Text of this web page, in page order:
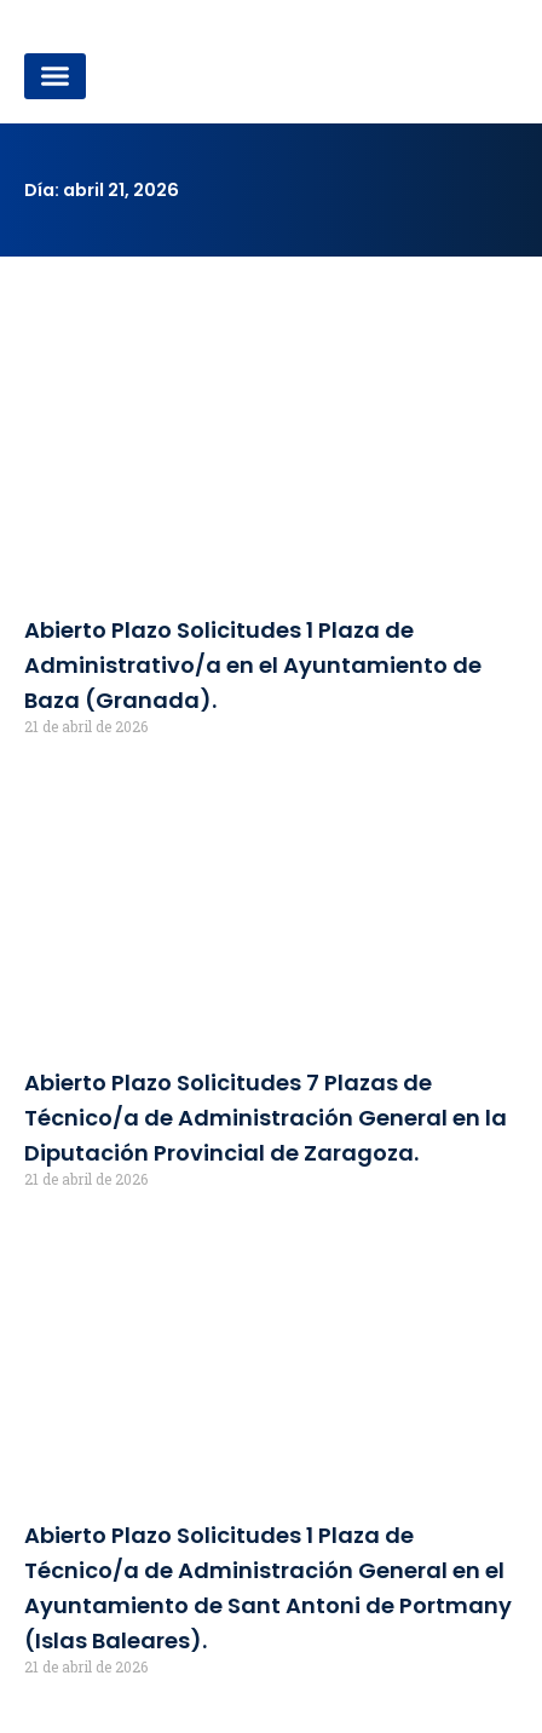
contenido
Día: abril 21, 2026
Abierto Plazo Solicitudes 1 Plaza de
Administrativo/a en el Ayuntamiento de
Baza (Granada).
21 de abril de 2026
Abierto Plazo Solicitudes 7 Plazas de
Técnico/a de Administración General en la
Diputación Provincial de Zaragoza.
21 de abril de 2026
Abierto Plazo Solicitudes 1 Plaza de
Técnico/a de Administración General en el
Ayuntamiento de Sant Antoni de Portmany
(Islas Baleares).
21 de abril de 2026